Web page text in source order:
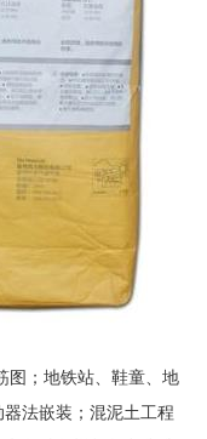
图；地铁站、鞋童、地
法嵌装；混泥土工程